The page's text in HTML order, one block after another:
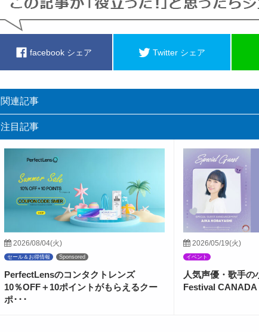
facebook シェア Twitter シェア
関連記事
注目記事
2026/08/04(火)
セール＆お得情報 Sponsored
PerfectLensのコンタクトレンズ
10％OFF＋10ポイントがもらえるクー
ポ･･･
2026/05/19(火)
イベント
人気声優・歌手の
Festival CANADA